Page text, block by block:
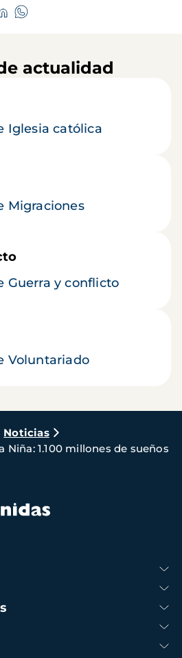
actualidad
Iglesia católica
Migraciones
Guerra y conflicto
Voluntariado
Noticias
Niña: 1.100 millones de sueños